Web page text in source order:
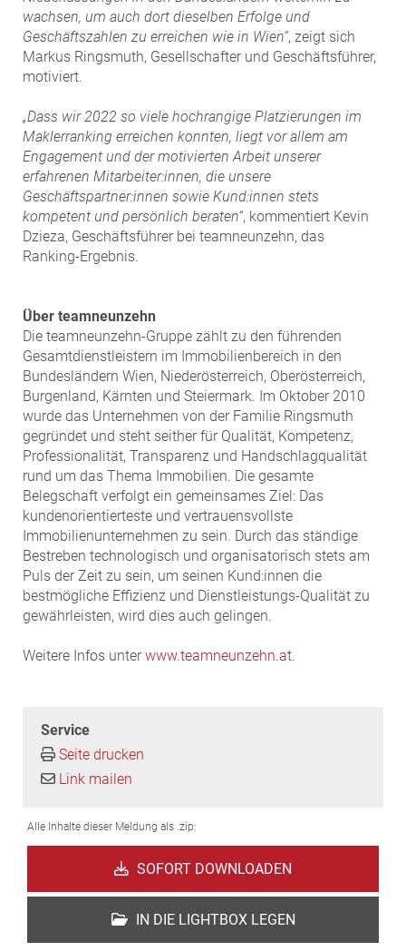
wachsen, um auch dort dieselben Erfolge und
Geschäftszahlen zu erreichen wie in Wien“, zeigt sich
Markus Ringsmuth, Gesellschafter und Geschäftsführer,
motiviert.
„Dass wir 2022 so viele hochrangige Platzierungen im
Maklerranking erreichen konnten, liegt vor allem am
Engagement und der motivierten Arbeit unserer
erfahrenen Mitarbeiter:innen, die unsere
Geschäftspartner:innen sowie Kund:innen stets
kompetent und persönlich beraten“, kommentiert Kevin
Dzieza, Geschäftsführer bei teamneunzehn, das
Ranking-Ergebnis.
Über teamneunzehn
Die teamneunzehn-Gruppe zählt zu den führenden
Gesamtdienstleistern im Immobilienbereich in den
Bundesländern Wien, Niederösterreich, Oberösterreich,
Burgenland, Kärnten und Steiermark. Im Oktober 2010
wurde das Unternehmen von der Familie Ringsmuth
gegründet und steht seither für Qualität, Kompetenz,
Professionalität, Transparenz und Handschlagqualität
rund um das Thema Immobilien. Die gesamte
Belegschaft verfolgt ein gemeinsames Ziel: Das
kundenorientierteste und vertrauensvollste
Immobilienunternehmen zu sein. Durch das ständige
Bestreben technologisch und organisatorisch stets am
Puls der Zeit zu sein, um seinen Kund:innen die
bestmögliche Effizienz und Dienstleistungs-Qualität zu
gewährleisten, wird dies auch gelingen.
Weitere Infos unter www.teamneunzehn.at.
Service
Seite drucken
Link mailen
Alle Inhalte dieser Meldung als .zip:
SOFORT DOWNLOADEN
IN DIE LIGHTBOX LEGEN